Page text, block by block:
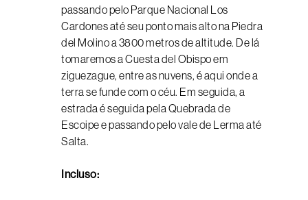
passando pelo Parque Nacional Los
Cardones até seu ponto mais alto na Piedra
del Molino a 3800 metros de altitude. De lá
tomaremos a Cuesta del Obispo em
ziguezague, entre as nuvens, é aqui onde a
terra se funde com o céu. Em seguida, a
estrada é seguida pela Quebrada de
Escoipe e passando pelo vale de Lerma até
Salta.
Incluso: